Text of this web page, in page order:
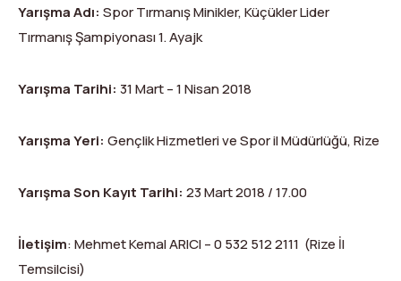
Yarışma Adı: Spor Tırmanış Minikler, Küçükler Lider
Tırmanış Şampiyonası 1. Ayajk
Yarışma Tarihi: 31 Mart – 1 Nisan 2018
Yarışma Yeri: Gençlik Hizmetleri ve Spor il Müdürlüğü, Rize
Yarışma Son Kayıt Tarihi: 23 Mart 2018 / 17.00
İletişim: Mehmet Kemal ARICI – 0 532 512 2111 (Rize İl
Temsilcisi)